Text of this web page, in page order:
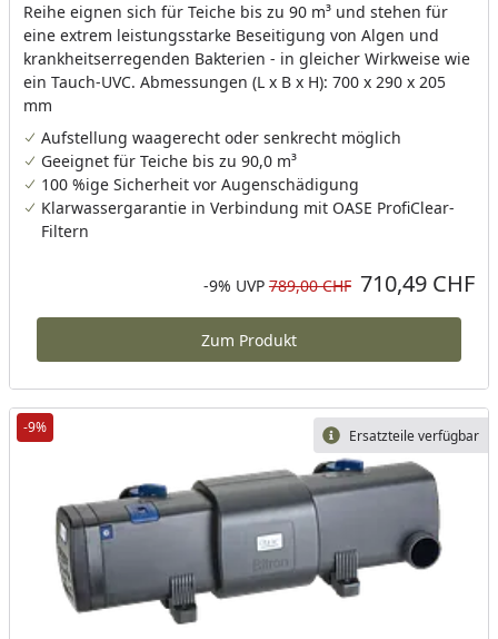
Reihe eignen sich für Teiche bis zu 90 m³ und stehen für
eine extrem leistungsstarke Beseitigung von Algen und
krankheitserregenden Bakterien - in gleicher Wirkweise wie
ein Tauch-UVC. Abmessungen (L x B x H): 700 x 290 x 205
mm
Aufstellung waagerecht oder senkrecht möglich
Geeignet für Teiche bis zu 90,0 m³
100 %ige Sicherheit vor Augenschädigung
Klarwassergarantie in Verbindung mit OASE ProfiClear-
Filtern
Rabatt in Prozent
-9%
Ursprünglicher Preis
UVP 789,00 CHF
Aktueller Preis 710,49 CHF
Zum Produkt
-9% Ersatzteile verfügbar